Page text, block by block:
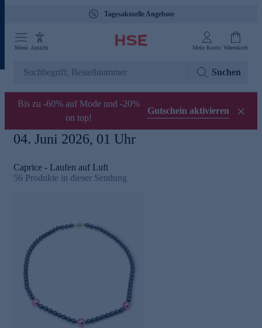
Tagesaktuelle Angebote
Menü Ansicht Mein Konto Warenkorb
Suchen
Bis zu -60% auf Mode und -20%
on top!
Gutschein aktivieren
04. Juni 2026, 01 Uhr
Caprice - Laufen auf Luft
56 Produkte in dieser Sendung